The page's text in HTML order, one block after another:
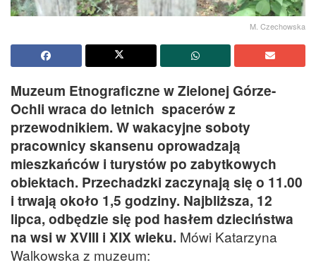
M. Czechowska
Muzeum Etnograficzne w Zielonej Górze-
Ochli wraca do letnich spacerów z
przewodnikiem. W wakacyjne soboty
pracownicy skansenu oprowadzają
mieszkańców i turystów po zabytkowych
obiektach. Przechadzki zaczynają się o 11.00
i trwają około 1,5 godziny. Najbliższa, 12
lipca, odbędzie się pod hasłem dzieciństwa
na wsi w XVIII i XIX wieku. Mówi Katarzyna
Walkowska z muzeum: